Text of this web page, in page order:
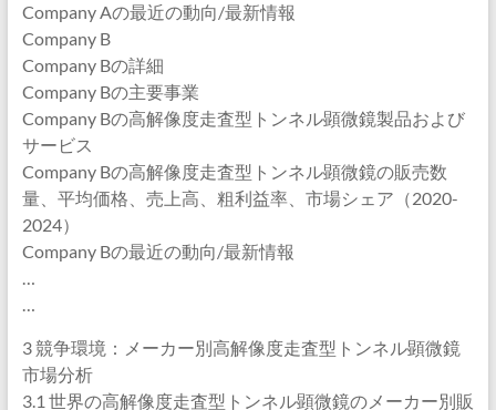
Company Aの最近の動向/最新情報
Company B
Company Bの詳細
Company Bの主要事業
Company Bの高解像度走査型トンネル顕微鏡製品および
サービス
Company Bの高解像度走査型トンネル顕微鏡の販売数
量、平均価格、売上高、粗利益率、市場シェア（2020-
2024）
Company Bの最近の動向/最新情報
…
…
3 競争環境：メーカー別高解像度走査型トンネル顕微鏡
市場分析
3.1 世界の高解像度走査型トンネル顕微鏡のメーカー別販